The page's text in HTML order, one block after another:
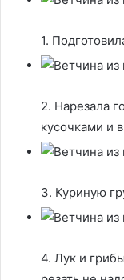
1.
2. Нарезала
кусочками и
3. Куриную
4. Лук и